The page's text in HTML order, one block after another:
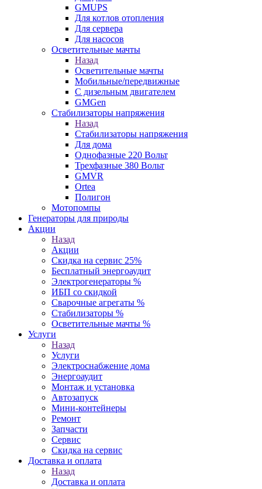
GMUPS
Для котлов отопления
Для сервера
Для насосов
Осветительные мачты
Назад
Осветительные мачты
Мобильные/передвижные
С дизельным двигателем
GMGen
Стабилизаторы напряжения
Назад
Стабилизаторы напряжения
Для дома
Однофазные 220 Вольт
Трехфазные 380 Вольт
GMVR
Ortea
Полигон
Мотопомпы
Генераторы для природы
Акции
Назад
Акции
Скидка на сервис 25%
Бесплатный энергоаудит
Электрогенераторы %
ИБП со скидкой
Сварочные агрегаты %
Стабилизаторы %
Осветительные мачты %
Услуги
Назад
Услуги
Электроснабжение дома
Энергоаудит
Монтаж и установка
Автозапуск
Мини-контейнеры
Ремонт
Запчасти
Сервис
Скидка на сервис
Доставка и оплата
Назад
Доставка и оплата